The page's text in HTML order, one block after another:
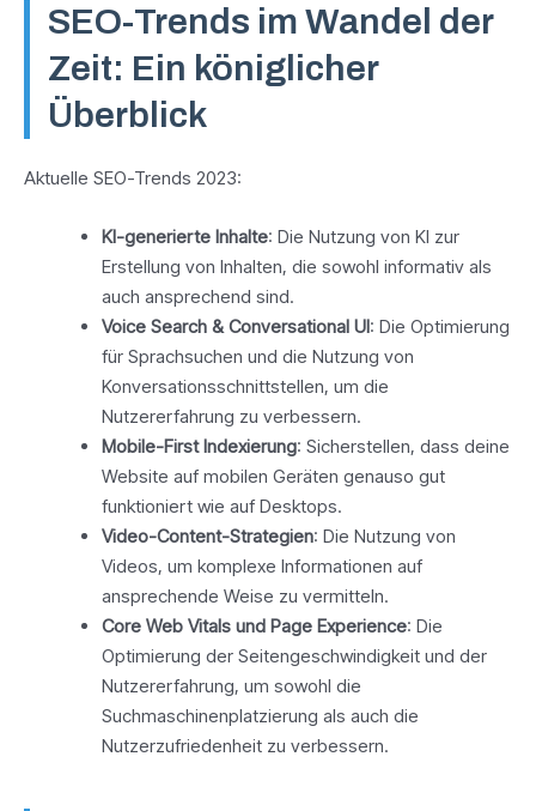
SEO-Trends im Wandel der
Zeit: Ein königlicher
Überblick
Aktuelle SEO-Trends 2023:
KI-generierte Inhalte: Die Nutzung von KI zur
Erstellung von Inhalten, die sowohl informativ als
auch ansprechend sind.
Voice Search & Conversational UI: Die Optimierung
für Sprachsuchen und die Nutzung von
Konversationsschnittstellen, um die
Nutzererfahrung zu verbessern.
Mobile-First Indexierung: Sicherstellen, dass deine
Website auf mobilen Geräten genauso gut
funktioniert wie auf Desktops.
Video-Content-Strategien: Die Nutzung von
Videos, um komplexe Informationen auf
ansprechende Weise zu vermitteln.
Core Web Vitals und Page Experience: Die
Optimierung der Seitengeschwindigkeit und der
Nutzererfahrung, um sowohl die
Suchmaschinenplatzierung als auch die
Nutzerzufriedenheit zu verbessern.